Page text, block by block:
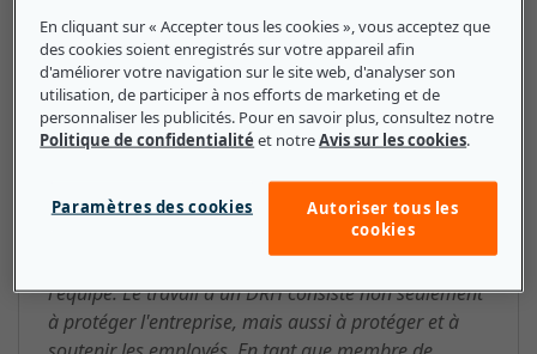
DRH (directeur des ressources
humaines) : ce que les petites et
moyennes entreprises doivent
Pour toute entreprise, un DRH constitue un lien
précieux entre la direction et les membres de
l'équipe. Le travail d'un DRH consiste non seulement
à protéger l'entreprise, mais aussi à protéger et à
En cliquant sur « Accepter tous les cookies », vous acceptez que
des cookies soient enregistrés sur votre appareil afin
d'améliorer votre navigation sur le site web, d'analyser son
utilisation, de participer à nos efforts de marketing et de
personnaliser les publicités. Pour en savoir plus, consultez notre
Politique de confidentialité et notreAvis sur les cookies.
Paramètres des cookies
Autoriser tous les
cookies